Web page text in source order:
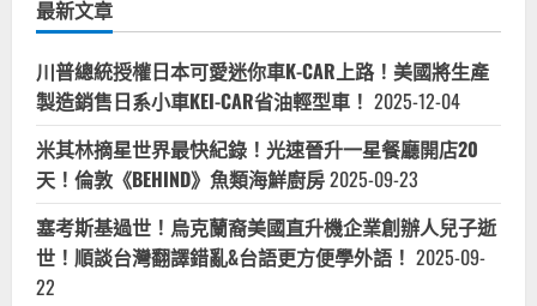
最新文章
川普總統授權日本可愛迷你車K-CAR上路！美國將生產
製造銷售日系小車KEI-CAR省油輕型車！ 2025-12-04
米其林摘星世界最快紀錄！光速晉升一星餐廳開店20
天！倫敦《BEHIND》魚類海鮮廚房2025-09-23
塞考斯基過世！烏克蘭裔美國直升機企業創辦人兒子逝
世！順談台灣翻譯錯亂&台語更方便學外語！ 2025-09-
22